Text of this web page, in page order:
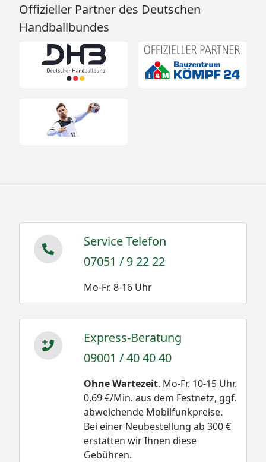
Offizieller Partner des Deutschen
Handballbundes
Service Telefon
07051 / 9 22 22
Mo-Fr. 8-16 Uhr
Express-Beratung
09001 / 40 40 40
Ohne Wartezeit. Mo-Fr. 10-15 Uhr.
0,69 €/Min. aus dem Festnetz, ggf.
abweichende Mobilfunkpreise.
Bei einer Neubestellung ab 300 €
erstatten wir Ihnen diese
Gebühren.